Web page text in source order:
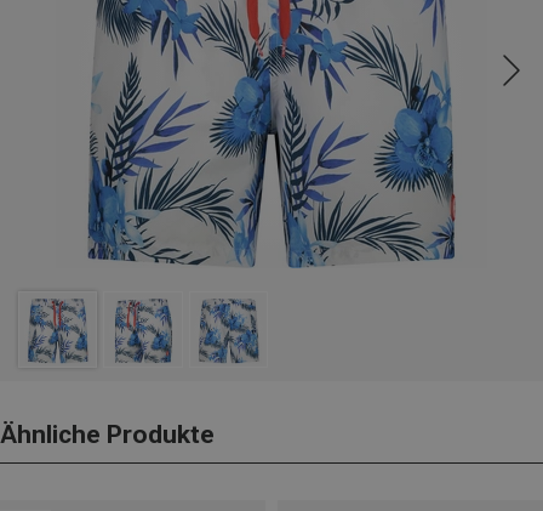
Ähnliche Produkte